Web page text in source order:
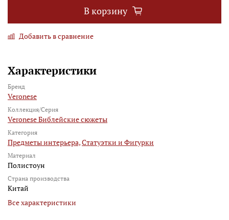
В корзину
Добавить в сравнение
Характеристики
Бренд
Veronese
Коллекция/Серия
Veronese Библейские сюжеты
Категория
Предметы интерьера,Статуэтки и Фигурки
Материал
Полистоун
Страна производства
Китай
Все характеристики